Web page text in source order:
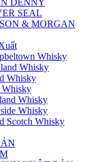
DENNY
SEAL
& MORGAN
Whisky
Whisky
Whisky
Whisky
Whisky
Whisky
Scotch Whisky